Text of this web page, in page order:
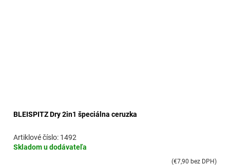
BLEISPITZ Dry 2in1 špeciálna ceruzka
Skladom u dodávateľa
1492
(€7,90 bez DPH)